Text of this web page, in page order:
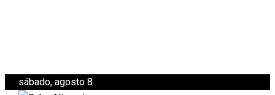
sábado, agosto 8